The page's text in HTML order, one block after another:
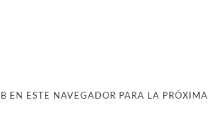
EN ESTE NAVEGADOR PARA LA PRÓXIMA